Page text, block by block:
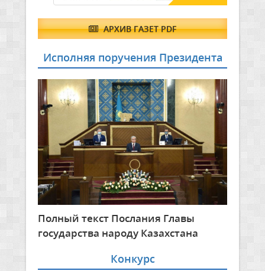
АРХИВ ГАЗЕТ PDF
Исполняя поручения Президента
Полный текст Послания Главы
государства народу Казахстана
Конкурс